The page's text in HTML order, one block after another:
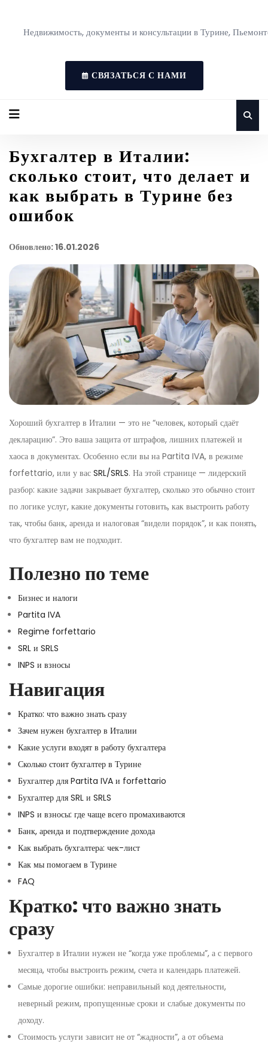
Недвижимость, документы и консультации в Турине,
СВЯЗАТЬСЯ С НАМИ
Бухгалтер в Италии:
сколько стоит, что делает и
как выбрать в Турине без
ошибок
Обновлено: 16.01.2026
Хороший бухгалтер в Италии — это не “человек, который сдаёт
декларацию”. Это ваша защита от штрафов, лишних платежей и
хаоса в документах. Особенно если вы на Partita IVA, в режиме
forfettario, или у вас SRL/SRLS. На этой странице — лидерский
разбор: какие задачи закрывает бухгалтер, сколько это обычно стоит
по логике услуг, какие документы готовить, как выстроить работу
так, чтобы банк, аренда и налоговая “видели порядок”, и как понять,
что бухгалтер вам не подходит.
Полезно по теме
Бизнес и налоги
Partita IVA
Regime forfettario
SRL и SRLS
INPS и взносы
Навигация
Кратко: что важно знать сразу
Зачем нужен бухгалтер в Италии
Какие услуги входят в работу бухгалтера
Сколько стоит бухгалтер в Турине
Бухгалтер для Partita IVA и forfettario
Бухгалтер для SRL и SRLS
INPS и взносы: где чаще всего промахиваются
Банк, аренда и подтверждение дохода
Как выбрать бухгалтера: чек-лист
Как мы помогаем в Турине
FAQ
Кратко: что важно знать
сразу
Бухгалтер в Италии нужен не “когда уже проблемы”, а с первого
месяца, чтобы выстроить режим, счета и календарь платежей.
Самые дорогие ошибки: неправильный код деятельности,
неверный режим, пропущенные сроки и слабые документы по
доходу.
Стоимость услуги зависит не от “жадности”, а от объема